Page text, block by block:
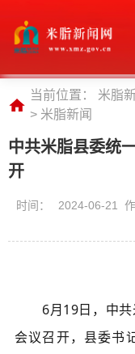
当前位置： 米脂
> 米脂新闻
中共米脂县委统
开
时间： 2024-06-21
6月19日，中
会议召开，县委书